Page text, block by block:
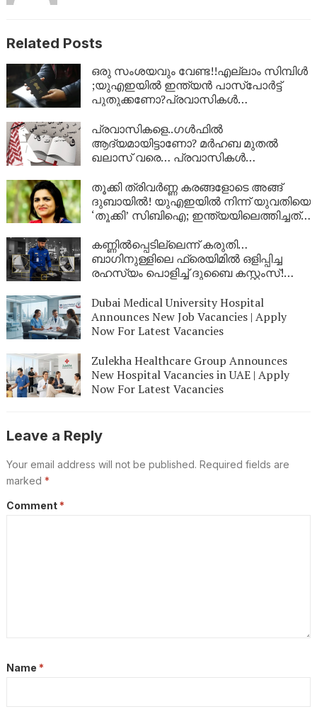
Related Posts
ഒരു സംശയവും വേണ്ട!!എല്ലാം സിമ്പിൾ
;യുഎഇയിൽ ഇന്ത്യൻ പാസ്‌പോർട്ട്
പുതുക്കണോ?പ്രവാസികൾ
ഇവിടെയുണ്ട്
പ്രവാസികളെ..ഗള്‍ഫില്‍
ആദ്യമായിട്ടാണോ? മര്‍ഹബ മുതല്‍
ഖലാസ് വരെ… പ്രവാസികള്‍
അറബി പ്രയോഗങ്ങള്‍ |
തൂക്കി ത്രിവർണ്ണ കരങ്ങളോടെ അങ്ങ്
ദുബായിൽ! യുഎഇയിൽ നിന്ന് യുവതിയെ
‘തൂക്കി’ സിബിഐ; ഇന്ത്യയിലെത്തിച്ചത്
നിർണായക നീക്കം
കണ്ണിൽപ്പെടില്ലെന്ന് കരുതി…
ബാഗിനുള്ളിലെ ഫ്രെയിമിൽ ഒളിപ്പിച്ച
രഹസ്യം പൊളിച്ച് ദുബൈ കസ്റ്റംസ്!
സ്വർണവേട്ട
Dubai Medical University Hospital
Announces New Job Vacancies | Apply
Now For Latest Vacancies
Zulekha Healthcare Group Announces
New Hospital Vacancies in UAE | Apply
Now For Latest Vacancies
Leave a Reply
Your email address will not be published. Required fields are
marked *
Comment *
Name *